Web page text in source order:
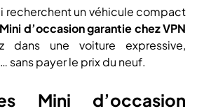
recherchent un véhicule compact
Mini d’occasion garantie chez VPN
dans une voiture expressive,
sans payer le prix du neuf.
Mini d’occasion